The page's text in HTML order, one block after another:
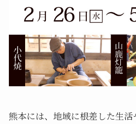
熊本には、地域に根差した生